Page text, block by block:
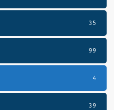
35
99
4
39